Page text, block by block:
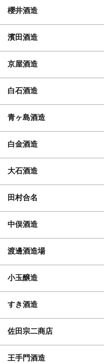
櫻井酒造
濱田酒造
京屋酒造
白石酒造
青ヶ島酒造
白金酒造
大石酒造
田村合名
中俣酒造
渡邊酒造場
小玉醸造
すき酒造
佐田宗二商店
王手門酒造